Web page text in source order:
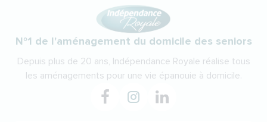
N°1 de l'aménagement du domicile des seniors
Depuis plus de 20 ans, Indépendance Royale réalise tous
les aménagements pour une vie épanouie à domicile.